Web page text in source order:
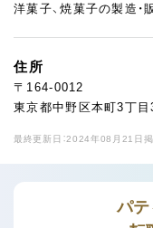
洋菓子、焼菓子の製造・
住所
〒164-0012
東京都中野区本町3丁
最終更新日：2024年08月21日
パテ